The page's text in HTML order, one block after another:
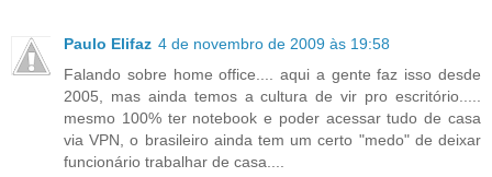
Paulo Elifaz 4 de novembro de 2009 às 19:58
Falando sobre home office.... aqui a gente faz isso desde
2005, mas ainda temos a cultura de vir pro escritório.....
mesmo 100% ter notebook e poder acessar tudo de casa
via VPN, o brasileiro ainda tem um certo "medo" de deixar
funcionário trabalhar de casa....